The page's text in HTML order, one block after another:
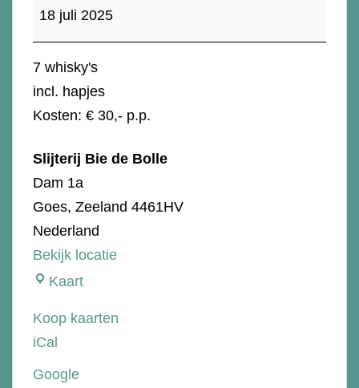
proeverij
18 juli 2025
7 whisky's
incl. hapjes
Kosten: € 30,- p.p.
Slijterij Bie de Bolle
Dam 1a
Goes, Zeeland 4461HV
Nederland
Bekijk locatie
KaartSlijterij
de
Koop kaarten
iCal
Google